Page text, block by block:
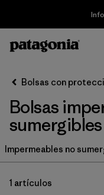
Filtrar y ordenar
Filtrar por
SizeBolsas con
Bolsas
sumergibles
Impermeables no
1 artículos